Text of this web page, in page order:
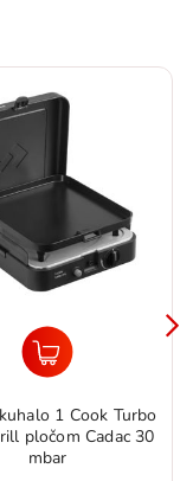
1 Cook Turbo
pločom Cadac 30
mbar